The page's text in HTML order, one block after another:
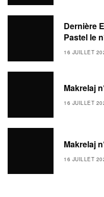
Dernière
Pastel le
16 JUILLET
Makrelaj
16 JUILLET
Makrelaj
16 JUILLET